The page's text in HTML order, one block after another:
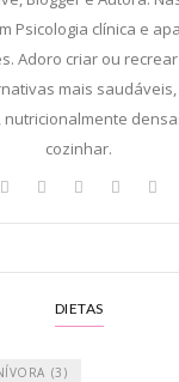
Psicologia clínica e
Adoro criar ou
mais
cozinhar.
DIETAS
(3)